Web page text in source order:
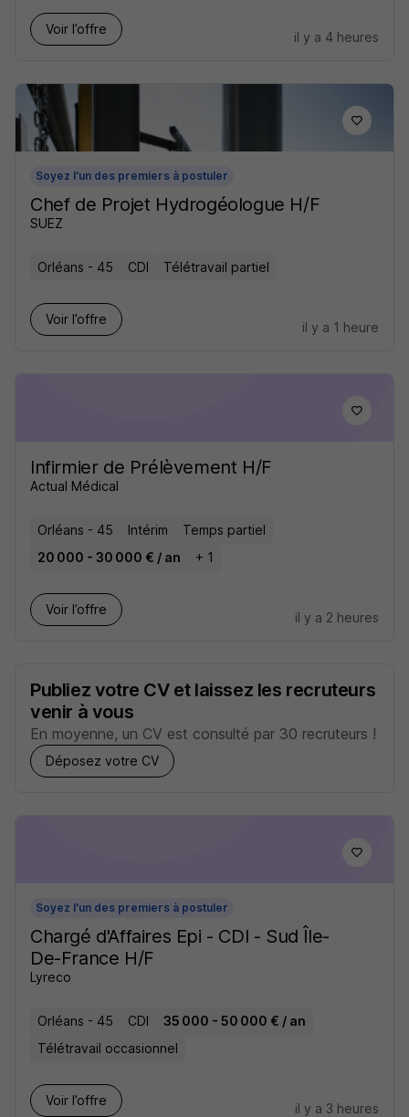
Voir l’offre
il y a 4 heures
Soyez l'un des premiers à postuler
Chef de Projet Hydrogéologue H/F
SUEZ
Orléans - 45 CDI Télétravail partiel
Voir l’offre
il y a 1 heure
Infirmier de Prélèvement H/F
Actual Médical
Orléans - 45 Intérim
Temps partiel
20 000 - 30 000 € / an
+ 1
Voir l’offre
il y a 2 heures
Publiez votre CV et laissez les recruteurs
venir à vous
En moyenne, un CV est consulté par 30 recruteurs !
Déposez votre CV
Soyez l'un des premiers à postuler
Chargé d'Affaires Epi - CDI - Sud Île-
De-France H/F
Lyreco
Orléans - 45 CDI
35 000 - 50 000 € / an
Télétravail occasionnel
Voir l’offre
il y a 3 heures